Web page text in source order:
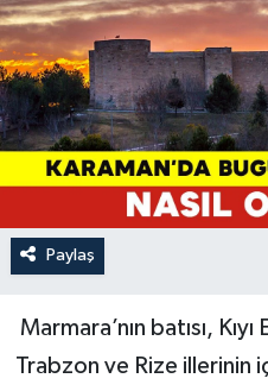
Paylaş
Marmara’nın batısı,
Trabzon ve Rize illerinin